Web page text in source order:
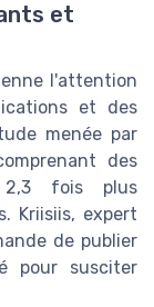
et
l'attention
et des
menée par
des
2,3 fois plus
Kriisiis, expert
de publier
pour susciter